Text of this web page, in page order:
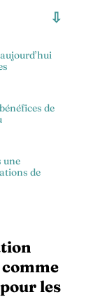
de
une
de
comme
les